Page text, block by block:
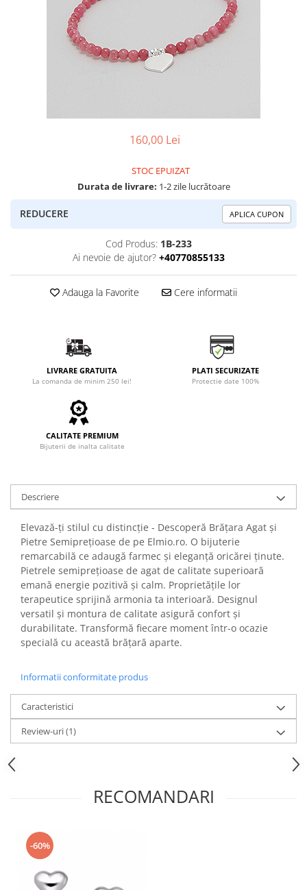
Bratari cu Pietre
Colectia „ Bijuterii cu Email ”
Cadouri Craciun
Cadouri de Lux
Cadouri Corporate
160,00 Lei
STOC EPUIZAT
Durata de livrare: 1-2 zile lucrătoare
REDUCERE APLICA CUPON
Cod Produs: 1B-233
Ai nevoie de ajutor? +40770855133
Adauga la Favorite Cere informatii
LIVRARE GRATUITA
La comanda de minim 250 lei!
PLATI SECURIZATE
Protectie date 100%
CALITATE PREMIUM
Bijuterii de inalta calitate
Descriere
Elevază-ți stilul cu distincție - Descoperă Brățara Agat și
Pietre Semiprețioase de pe Elmio.ro. O bijuterie
remarcabilă ce adaugă farmec și eleganță oricărei ținute.
Pietrele semiprețioase de agat de calitate superioară
emană energie pozitivă și calm. Proprietățile lor
terapeutice sprijină armonia ta interioară. Designul
versatil și montura de calitate asigură confort și
durabilitate. Transformă fiecare moment într-o ocazie
specială cu această brățară aparte.
Informatii conformitate produs
Caracteristici
Review-uri(1)
RECOMANDARI
-60%